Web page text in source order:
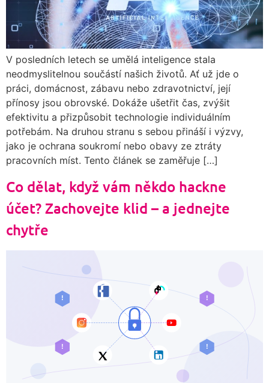
V posledních letech se umělá inteligence stala
neodmyslitelnou součástí našich životů. Ať už jde o
práci, domácnost, zábavu nebo zdravotnictví, její
přínosy jsou obrovské. Dokáže ušetřit čas, zvýšit
efektivitu a přizpůsobit technologie individuálním
potřebám. Na druhou stranu s sebou přináší i výzvy,
jako je ochrana soukromí nebo obavy ze ztráty
pracovních míst. Tento článek se zaměřuje […]
Co dělat, když vám někdo hackne
účet? Zachovejte klid – a jednejte
chytře